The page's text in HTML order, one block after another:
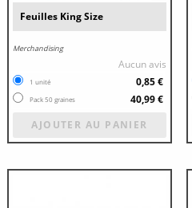
Feuilles King Size
Merchandising
Aucun avis
1 unité 0,85 €
Pack 50 graines
40,99 €
AJOUTER AU PANIER